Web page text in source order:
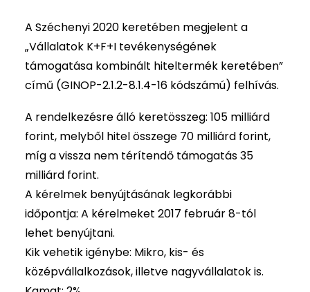
A Széchenyi 2020 keretében megjelent a
„Vállalatok K+F+I tevékenységének
támogatása kombinált hiteltermék keretében”
című (GINOP-2.1.2-8.1.4-16 kódszámú) felhívás.
A rendelkezésre álló keretösszeg: 105 milliárd
forint, melyből hitel összege 70 milliárd forint,
míg a vissza nem térítendő támogatás 35
milliárd forint.
A kérelmek benyújtásának legkorábbi
időpontja: A kérelmeket 2017 február 8-tól
lehet benyújtani.
Kik vehetik igénybe: Mikro, kis- és
középvállalkozások, illetve nagyvállalatok is.